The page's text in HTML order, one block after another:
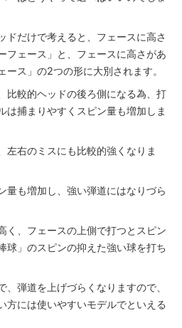
ドだけで考えると、フェースに高さ
フェース」と、フェースに高さがあ
ース」の2つの形に大別されます。
比較的ヘッドの後ろ側になる為、打
は捕まりやすくスピン量も増加しま
左右のミスにも比較的強くなりま
量も増加し、強い弾道にはなりづら
く、フェースの上側で打つとスピン
球」のスピンの抑えた強い球を打ち
弾道を上げづらくなりますので、
方には使いやすいモデルでといえる